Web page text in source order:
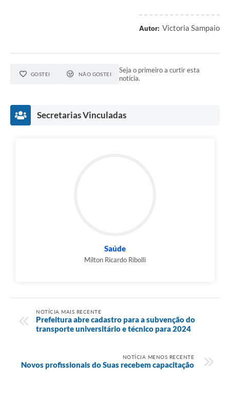
Autor: Victoria Sampaio
GOSTEI NÃO GOSTEI
Seja o primeiro a curtir esta
notícia.
Secretarias Vinculadas
Saúde
Milton Ricardo Ribolli
NOTÍCIA MAIS RECENTE
Prefeitura abre cadastro para a subvenção do
transporte universitário e técnico para 2024
NOTÍCIA MENOS RECENTE
Novos profissionais do Suas recebem capacitação